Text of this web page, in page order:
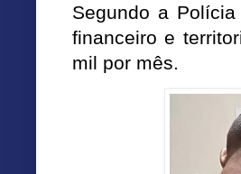
Segundo a
financeiro e
mil por mês.